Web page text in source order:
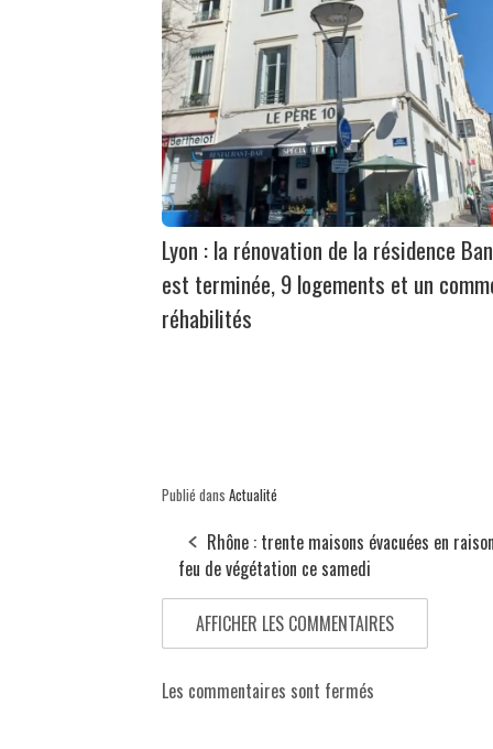
Lyon : la rénovation de la résidence
est terminée, 9 logements et un
réhabilités
Publié dans Actualité
Rhône : trente maisons évacuées en
feu de végétation ce samedi
AFFICHER LES COMMENTAIRES
Les commentaires sont fermés